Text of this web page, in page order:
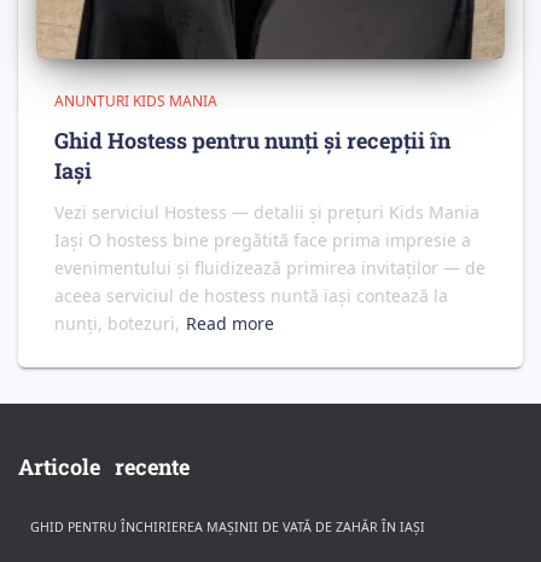
ANUNTURI KIDS MANIA
Ghid Hostess pentru nunți și recepții în
Iași
Vezi serviciul Hostess — detalii și prețuri Kids Mania
Iași O hostess bine pregătită face prima impresie a
evenimentului și fluidizează primirea invitaților — de
aceea serviciul de hostess nuntă iași contează la
nunți, botezuri, Read more
Articole recente
GHID PENTRU ÎNCHIRIEREA MAȘINII DE VATĂ DE ZAHĂR ÎN IAȘI